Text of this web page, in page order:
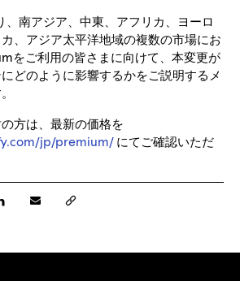
南アジア、中東、アフリカ、ヨーロ
、アジア太平洋地域の複数の市場にお
をご利用の皆さまに向けて、本変更が
どのように影響するかをご説明するメ
方は、最新の価格を
jp/premium/にてご確認いただ